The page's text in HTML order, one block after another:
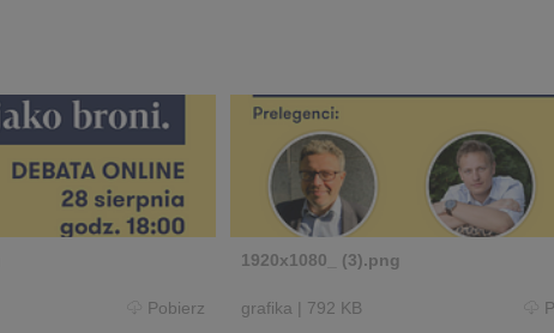
Pobierz
1920x1080_ (3).png
grafika | 792 KB